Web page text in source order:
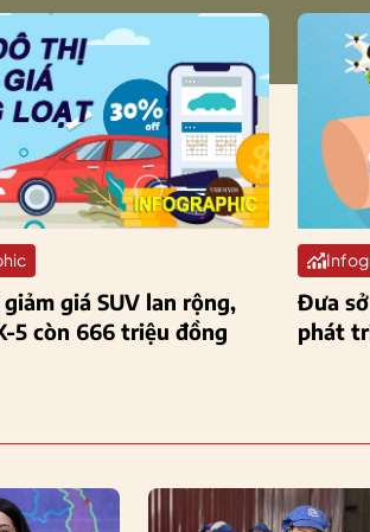
giá SUV lan rộng,
5 còn 666 triệu đồng
Đưa
phát